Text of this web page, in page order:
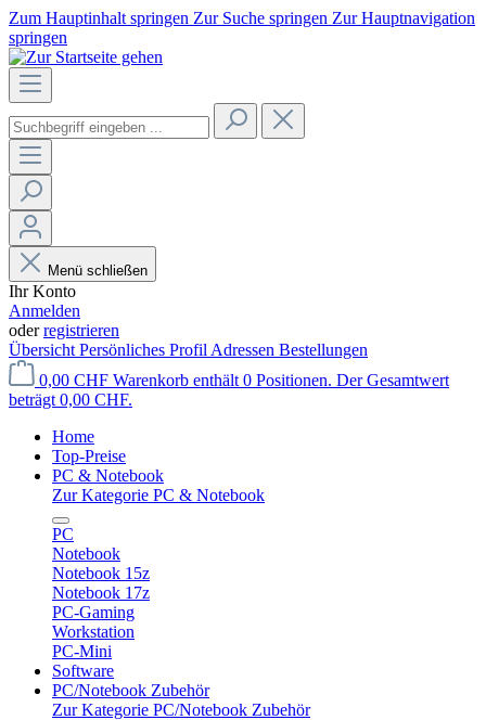
Zum Hauptinhalt springen Zur Suche springen Zur Hauptnavigation
springen
Menü schließen
Ihr Konto
Anmelden
oderregistrieren
Übersicht Persönliches Profil Adressen Bestellungen
0,00 CHF Warenkorb enthält 0 Positionen. Der Gesamtwert
beträgt 0,00 CHF.
Home
Top-Preise
PC & Notebook
Zur Kategorie PC & Notebook
PC
Notebook
Notebook 15z
Notebook 17z
PC-Gaming
Workstation
PC-Mini
Software
PC/Notebook Zubehör
Zur Kategorie PC/Notebook Zubehör